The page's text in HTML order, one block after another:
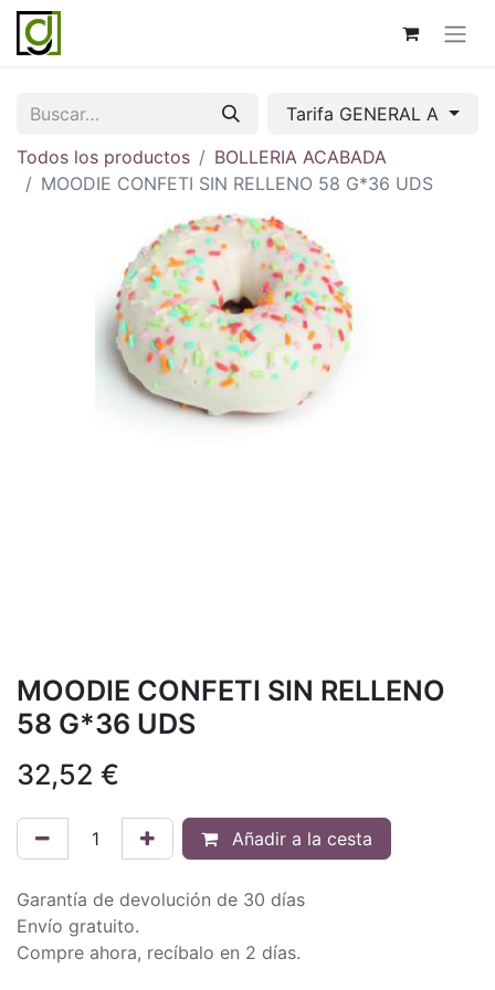
Tarifa GENERAL A
Todos los productos
BOLLERIA ACABADA
MOODIE CONFETI SIN RELLENO 58 G*36 UDS
MOODIE CONFETI SIN RELLENO
58 G*36 UDS
32,52 €
Añadir a la cesta
Garantía de devolución de 30 días
Envío gratuito.
Compre ahora, recíbalo en 2 días.